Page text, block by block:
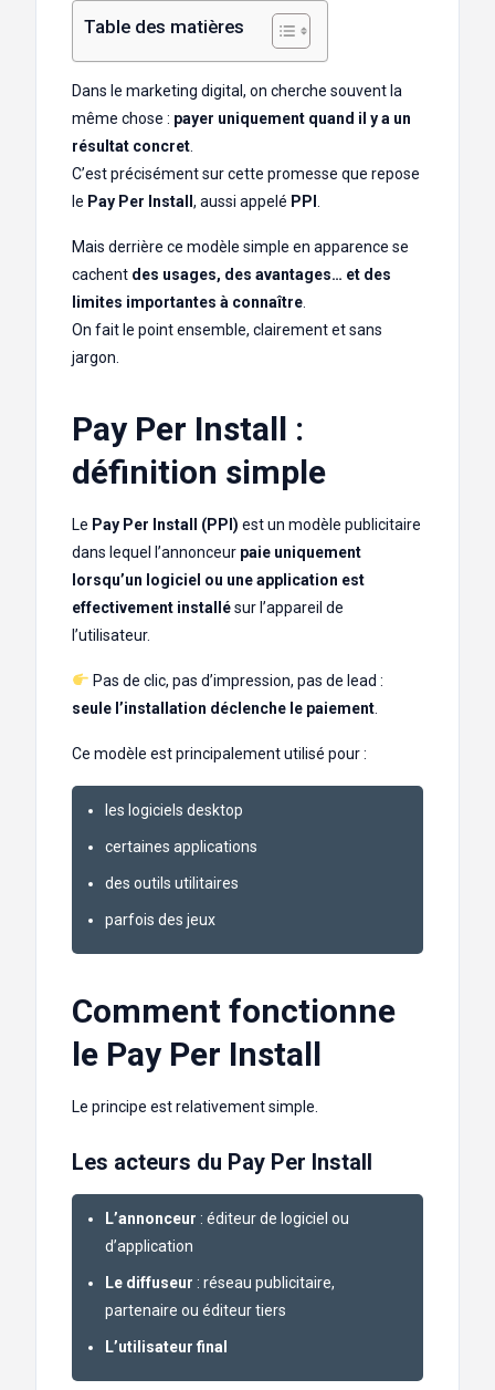
Table des matières
Dans le marketing digital, on cherche souvent la
même chose : payer uniquement quand il y a un
résultat concret
C’est précisément sur cette promesse que repose
le Pay Per Install , aussi appelé PPI
Mais derrière ce modèle simple en apparence se
cachent des usages, des avantages… et des
limites importantes à connaître
On fait le point ensemble, clairement et sans
jargon.
Pay Per Install :
définition simple
Le Pay Per Install (PPI) est un modèle publicitaire
dans lequel l’annonceur paie uniquement
lorsqu’un logiciel ou une application est
effectivement installésur l’appareil de
l’utilisateur.
Pas de clic, pas d’impression, pas de lead :
seule l’installation déclenche le paiement
Ce modèle est principalement utilisé pour :
les logiciels desktop
certaines applications
des outils utilitaires
parfois des jeux
Comment fonctionne
le Pay Per Install
Le principe est relativement simple.
Les acteurs du Pay Per Install
L’annonceur : éditeur de logiciel ou
d’application
Le diffuseur : réseau publicitaire,
partenaire ou éditeur tiers
L’utilisateur final